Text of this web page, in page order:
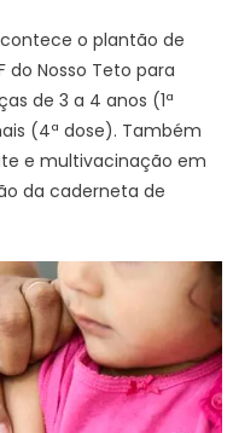
o plantão de
do Nosso Teto para
de 3 a 4 anos (1ª
(4ª dose). Também
e multivacinação em
da caderneta de